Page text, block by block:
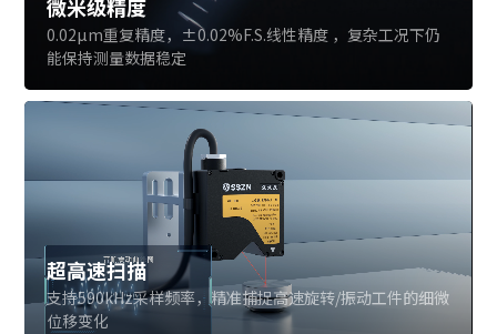
微米级精度
0.02μm重复精度，±0.02%F.S.线性精度 ，复杂工况下仍
能保持测量数据稳定
超高速扫描
支持590kHz采样频率，精准捕捉高速旋转/振动工件的细微
位移变化